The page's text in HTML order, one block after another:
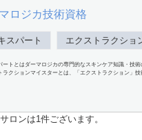
ロジカ技術資格
スパート エクストラクショ
ートとはダーマロジカの専門的なスキンケア知識・技術
ラクションマイスターとは、「エクストラクション」技
ロンは1件ございます。